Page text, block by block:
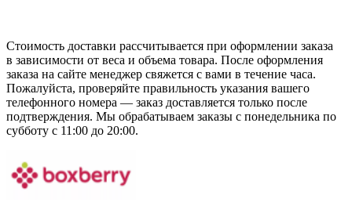
Стоимость доставки рассчитывается при оформлении заказа
в зависимости от веса и объема товара. После оформления
заказа на сайте менеджер свяжется с вами в течение часа.
Пожалуйста, проверяйте правильность указания вашего
телефонного номера — заказ доставляется только после
подтверждения. Мы обрабатываем заказы с понедельника по
субботу с 11:00 до 20:00.